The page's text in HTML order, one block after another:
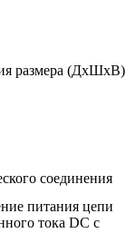
размера (ДхШхВ)
соединения
питания цепи
тока DC с